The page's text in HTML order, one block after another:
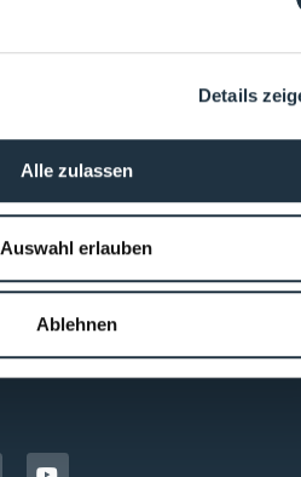
Details
Alle zulassen
Auswahl erlauben
Ablehnen